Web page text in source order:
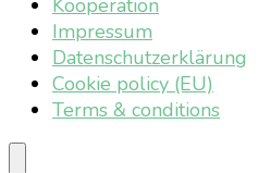
Kooperation
Impressum
Datenschutzerklärung
Cookie policy (EU)
Terms & conditions